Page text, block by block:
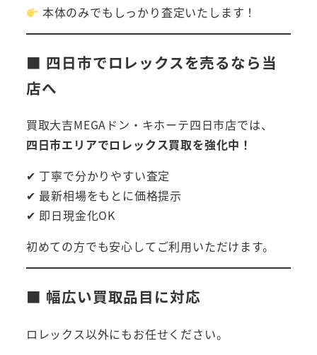
本体のみでもしっかり査定いたします！
■ 四日市でロレックスを売るなら当
店へ
買取大吉MEGAドン・キホーテ四日市店では、
四日市エリアでロレックス買取を強化中！
✔ 丁寧で分かりやすい査定
✔ 最新相場をもとに価格提示
✔ 即日現金化OK
初めての方でも安心してご利用いただけます。
■ 幅広い買取品目に対応
ロレックス以外にもお任せください。